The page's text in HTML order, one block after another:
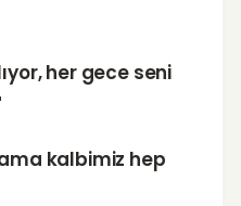
her gece seni
kalbimiz hep